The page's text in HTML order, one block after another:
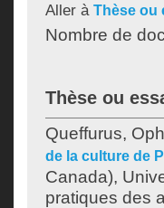
Aller à Thèse ou
Nombre de
Thèse ou
Queffurus,
de la culture de
Canada),
pratiques des